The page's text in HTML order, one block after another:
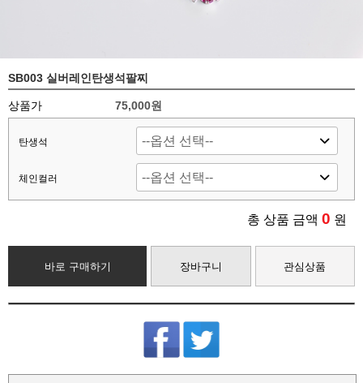
SB003 실버레인탄생석팔찌
상품가 75,000원
탄생석
체인컬러
총 상품 금액 0 원
바로 구매하기 장바구니 관심상품